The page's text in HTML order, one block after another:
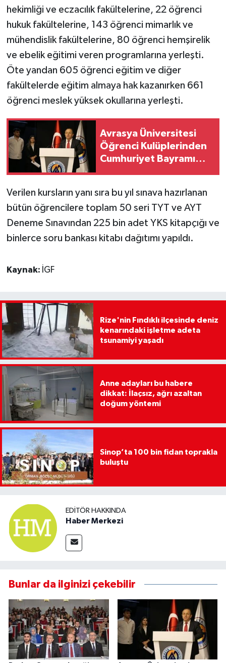
hekimliği ve eczacılık fakültelerine, 22 öğrenci
hukuk fakültelerine, 143 öğrenci mimarlık ve
mühendislik fakültelerine, 80 öğrenci hemşirelik
ve ebelik eğitimi veren programlarına yerleşti.
Öte yandan 605 öğrenci eğitim ve diğer
fakültelerde eğitim almaya hak kazanırken 661
öğrenci meslek yüksek okullarına yerleşti.
Avrasya Üniversitesi
Öğrenci Kulüplerinden
Cumhuriyet Bayramı
Verilen kursların yanı sıra bu yıl sınava hazırlanan
bütün öğrencilere toplam 50 seri TYT ve AYT
Deneme Sınavından 225 bin adet YKS kitapçığı ve
binlerce soru bankası kitabı dağıtımı yapıldı.
Kaynak: İGF
Rize'nin Fındıklı ilçesinde deniz
kenarındaki işletme adeta
tsunamiyi yaşadı
Anne adayları bu habere
dikkat: İlaçsız, ağrı azaltan
doğum yöntemi
Sinop’ta 100 bin fidan toprakla
buluştu
EDITÖR HAKKINDA
Haber Merkezi
Bunlar da ilginizi çekebilir